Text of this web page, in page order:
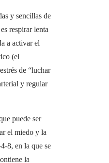
y sencillas de
respirar lenta
a activar el
(el
de “luchar
y regular
puede ser
el miedo y la
8, en la que se
la